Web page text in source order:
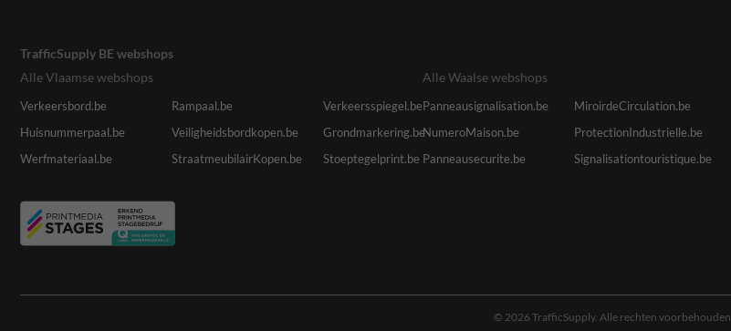
TrafficSupply BE webshops
Alle Vlaamse webshops
Verkeersbord.be Rampaal.be
Verkeersspiegel.be
Huisnummerpaal.be
Veiligheidsbordkopen.be
Grondmarkering.be
Werfmateriaal.be
StraatmeubilairKopen.be Stoeptegelprint.be
Alle Waalse webshops
Panneausignalisation.be
MiroirdeCirculation.be
NumeroMaison.be
ProtectionIndustrielle.be
Panneausecurite.be
Signalisationtouristique.be
© 2026 TrafficSupply. Alle rechten voorbehouden.